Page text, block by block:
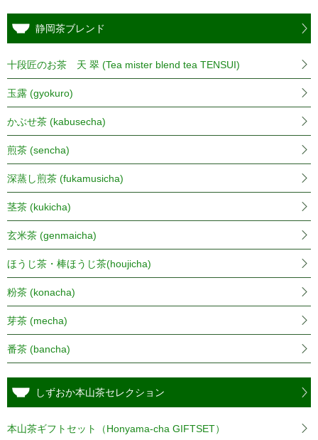
静岡茶ブレンド
十段匠のお茶 天 翠 (Tea mister blend tea TENSUI)
玉露 (gyokuro)
かぶせ茶 (kabusecha)
煎茶 (sencha)
深蒸し煎茶 (fukamusicha)
茎茶 (kukicha)
玄米茶 (genmaicha)
ほうじ茶・棒ほうじ茶(houjicha)
粉茶 (konacha)
芽茶 (mecha)
番茶 (bancha)
しずおか本山茶セレクション
本山茶ギフトセット（Honyama-cha GIFTSET）